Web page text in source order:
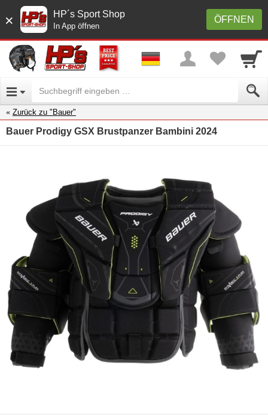
× ÖFFNEN
HP´s Sport Shop
In App öffnen
Zurück zu "Bauer"
Bauer Prodigy GSX Brustpanzer Bambini 2024